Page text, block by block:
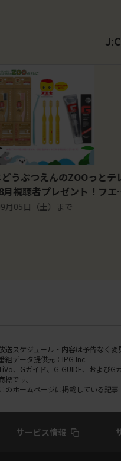
うぶつえんのZOOっとテレ
視聴者プレゼント！フエキ
ラシ＆家族みんなで磨き
05日（土）まで
送スケジュール・内容は予告なく変
組データ提供元：IPG Inc.
、Gガイド、G-GUIDE、および
標です。
このホームページに掲載している記
サービス情報